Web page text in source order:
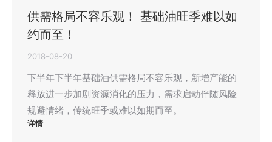
供需格局不容乐观！ 基础油旺季难以如
约而至！
2018-08-20
下半年下半年基础油供需格局不容乐观，新增产能的
释放进一步加剧资源消化的压力，需求启动伴随风险
规避情绪，传统旺季或难以如期而至。
详情